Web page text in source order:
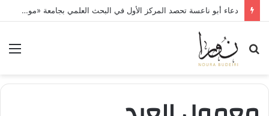
دعاء أبو ناعسة تحصد المركز الأول في البحث العلمي بجامعة «مونستر» الألمانية
بحث
عن